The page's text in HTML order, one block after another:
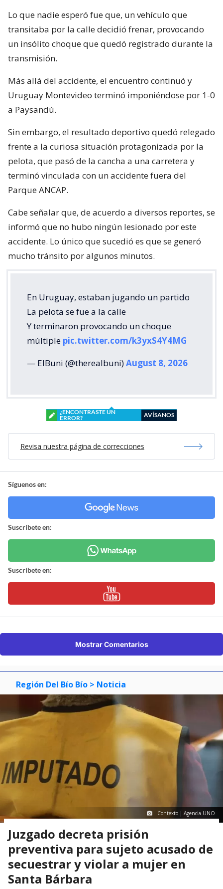
Lo que nadie esperó fue que, un vehículo que
transitaba por la calle decidió frenar, provocando
un insólito choque que quedó registrado durante la
transmisión.
Más allá del accidente, el encuentro continuó y
Uruguay Montevideo terminó imponiéndose por 1-0
a Paysandú.
Sin embargo, el resultado deportivo quedó relegado
frente a la curiosa situación protagonizada por la
pelota, que pasó de la cancha a una carretera y
terminó vinculada con un accidente fuera del
Parque ANCAP.
Cabe señalar que, de acuerdo a diversos reportes, se
informó que no hubo ningún lesionado por este
accidente. Lo único que sucedió es que se generó
mucho tránsito por algunos minutos.
En Uruguay, estaban jugando un partido
La pelota se fue a la calle
Y terminaron provocando un choque
múltiple pic.twitter.com/k3yxS4Y4MG
— ElBuni (@therealbuni)August 8, 2026
¿ENCONTRASTE UN
ERROR?
AVÍSANOS
Revisa nuestra página de correcciones
Síguenos en:
Suscríbete en:
Suscríbete en:
Mostrar Comentarios
Región Del Bío Bío > Noticia
Contexto | Agencia UNO
Juzgado decreta prisión
preventiva para sujeto acusado de
secuestrar y violar a mujer en
Santa Bárbara